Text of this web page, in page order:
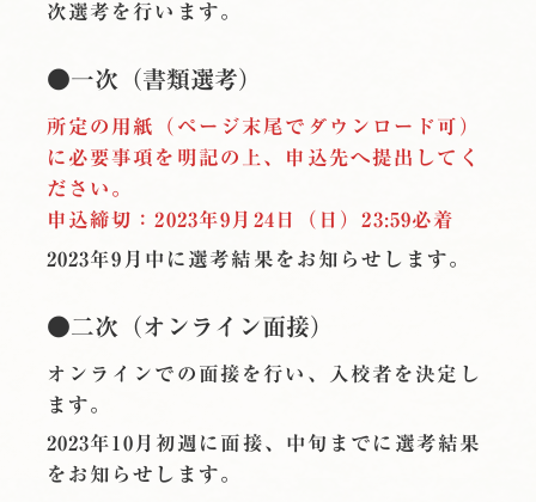
次選考を行います。
●一次（書類選考）
所定の用紙（ページ末尾でダウンロード可）
に必要事項を明記の上、申込先へ提出してく
ださい。
申込締切：2023年9月24日（日）23:59必着
2023年9月中に選考結果をお知らせします。
●二次（オンライン面接）
オンラインでの面接を行い、入校者を決定し
ます。
2023年10月初週に面接、中旬までに選考結果
をお知らせします。